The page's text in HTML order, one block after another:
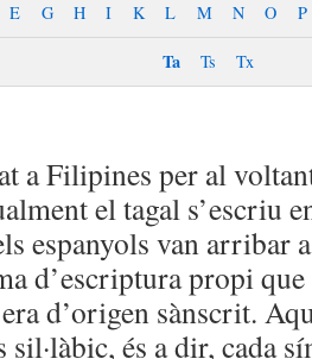
E G H I K L M N O P
Ta Ts Tx
a Filipines per al
el tagal s’escriu
espanyols van arribar
d’escriptura propi que
d’origen sànscrit.
sil·làbic, és a dir, cada